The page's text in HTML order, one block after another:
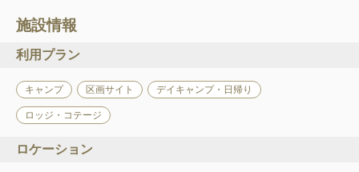
施設情報
利用プラン
キャンプ 区画サイト デイキャンプ・日帰り
ロッジ・コテージ
ロケーション